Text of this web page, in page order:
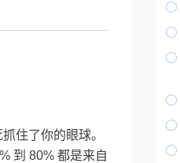
住了你的眼球。
到 80% 都是来自





